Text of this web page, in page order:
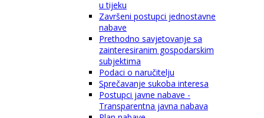
u tijeku
Završeni postupci jednostavne
nabave
Prethodno savjetovanje sa
zainteresiranim gospodarskim
subjektima
Podaci o naručitelju
Sprečavanje sukoba interesa
Postupci javne nabave -
Transparentna javna nabava